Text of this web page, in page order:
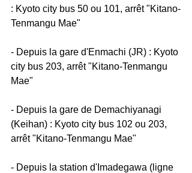
: Kyoto city bus 50 ou 101, arrêt "Kitano-
Tenmangu Mae"
- Depuis la gare d'Enmachi (JR) : Kyoto
city bus 203, arrêt "Kitano-Tenmangu
Mae"
- Depuis la gare de Demachiyanagi
(Keihan) : Kyoto city bus 102 ou 203,
arrêt "Kitano-Tenmangu Mae"
- Depuis la station d'Imadegawa (ligne